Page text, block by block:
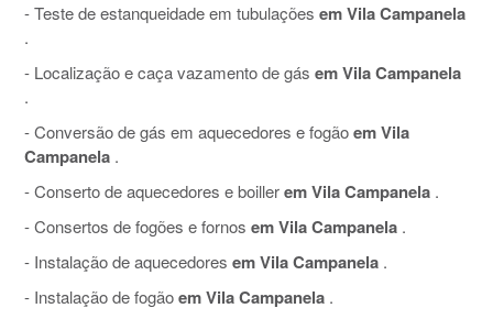
- Teste de estanqueidade em tubulações em Vila Campanela
.
- Localização e caça vazamento de gás em Vila Campanela
.
- Conversão de gás em aquecedores e fogãoem Vila
Campanela .
- Conserto de aquecedores e boillerem Vila Campanela .
- Consertos de fogões e fornos em Vila Campanela .
- Instalação de aquecedores em Vila Campanela .
- Instalação de fogãoem Vila Campanela .